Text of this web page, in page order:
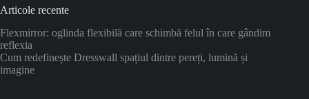
Articole recente
Flexmirror: oglinda flexibilă care schimbă felul în care gândim
reflexia
Cum redefinește Dresswall spațiul dintre pereți, lumină și
imagine